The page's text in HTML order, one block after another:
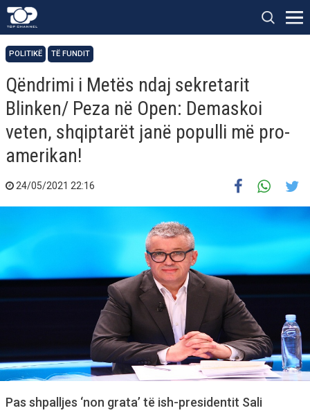
POLITIKË TË FUNDIT
Qëndrimi i Metës ndaj sekretarit
Blinken/ Peza në Open: Demaskoi
veten, shqiptarët janë populli më pro-
amerikan!
24/05/2021 22:16
Pas shpalljes ‘non grata’ të ish-presidentit Sali